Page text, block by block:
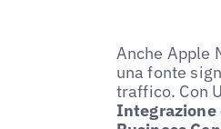
Anche Apple
una fonte
traffico. Con
Integrazione